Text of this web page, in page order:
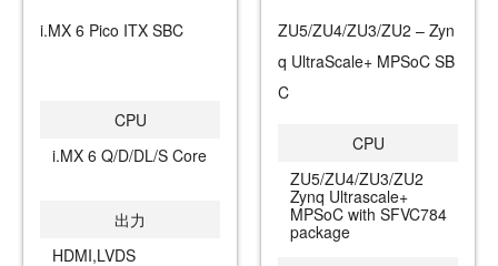
i.MX 6 Pico ITX SBC
CPU
i.MX 6 Q/D/DL/S Core
出力
HDMI,LVDS
ZU5/ZU4/ZU3/ZU2 – Zyn
q UltraScale+ MPSoC SB
C
CPU
ZU5/ZU4/ZU3/ZU2
Zynq Ultrascale+
MPSoC with SFVC784
package